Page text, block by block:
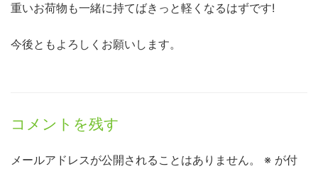
重いお荷物も一緒に持てばきっと軽くなるはずです!
今後ともよろしくお願いします。
コメントを残す
メールアドレスが公開されることはありません。 ※ が付